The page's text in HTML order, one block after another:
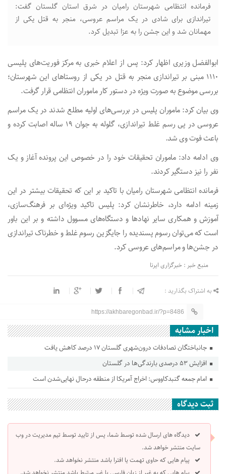
فرمانده انتظامی شهرستان رامیان در شرق استان گلستان گفت:
تیراندازی برای شادی در یک مراسم عروسی، منجر به قتل یکی از
مهمانان شد و این جشن را به عزا تبدیل کرد.
ابوالفضل وزیری اظهار کرد: پس از اعلام خبری به مرکز فوریت‌های پلیسی
۱۱۱۰ مبنی بر تیراندازی منجر به قتل در یکی از روستاهای این شهرستان؛
بررسی موضوع به صورت ویژه در دستور کار ماموران انتظامی قرار گرفت.
وی بیان کرد: ماموران پلیس در بررسی‌های اولیه مطلع شدند در یک مراسم
عروسی در پی رسم غلط تیراندازی، گلوله به جوان ۱۹ ساله اصابت کرده و
باعث فوت وی شد.
وی ادامه داد: ماموران تحقیقات خود را در خصوص این پرونده آغاز و یک
نفر را نیز دستگیر کردند.
فرمانده انتظامی شهرستان رامیان با تاکید بر این که تحقیقات بیشتر در این
زمینه ادامه دارد، خاطرنشان کرد: پلیس تاکید ویژه‌ای بر فرهنگ‌سازی،
آموزش و همکاری سایر نهادها و دستگاه‌های مسوول داشته و بر این باور
است که می‌توان رسوم پسندیده را جایگزین رسوم غلط و خطرناک تیراندازی
در جشن‌ها و مراسم‌های عروسی کرد.
منبع خبر : خبرگزاری ایرنا
به اشتراک بگذارید :
https://akhbaregonbad.ir/?p=8486
اخبار مشابه
جانباختگان تصادفات درون‌شهری گلستان ۱۷ درصد کاهش یافت
افزایش ۵۳ درصدی بارندگی‌ها در گلستان
امام جمعه گنبدکاووس: اخراج آمریکا از منطقه درحال نهایی‌شدن است
ثبت دیدگاه
دیدگاه های ارسال شده توسط شما، پس از تایید توسط تیم مدیریت در وب
سایت منتشر خواهد شد.
پیام هایی که حاوی تهمت یا افترا باشد منتشر نخواهد شد.